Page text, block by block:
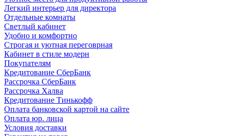
Легкий интерьер для директора
Отдельные комнаты
Светлый кабинет
Удобно и комфортно
Строгая и уютная переговрная
Кабинет в стиле модерн
Покупателям
Кредитование СберБанк
Рассрочка СберБанк
Рассрочка Халва
Кредитование Тинькофф
Оплата банковской картой на сайте
Оплата юр. лица
Условия доставки